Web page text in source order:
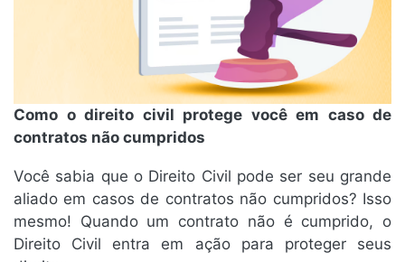
Como o direito civil protege você em caso de
contratos não cumpridos
Você sabia que o Direito Civil pode ser seu grande
aliado em casos de contratos não cumpridos? Isso
mesmo! Quando um contrato não é cumprido, o
Direito Civil entra em ação para proteger seus